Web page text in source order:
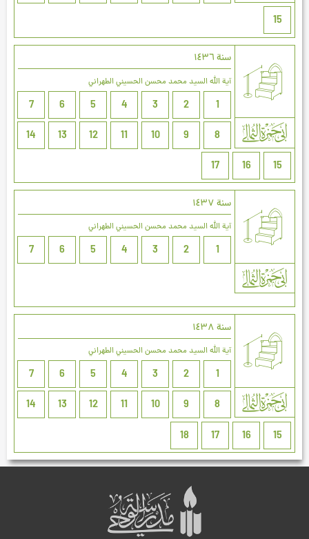
15
سنة ۱٤۳٦
آية الله السيد محمد محسن الحسيني الطهراني
1
2
3
4
5
6
7
8
9
10
11
12
13
14
15
16
17
سنة ۱٤۳۷
آية الله السيد محمد محسن الحسيني الطهراني
1
2
3
4
5
6
7
سنة ۱٤۳۸
آية الله السيد محمد محسن الحسيني الطهراني
1
2
3
4
5
6
7
8
9
10
11
12
13
14
15
16
17
18